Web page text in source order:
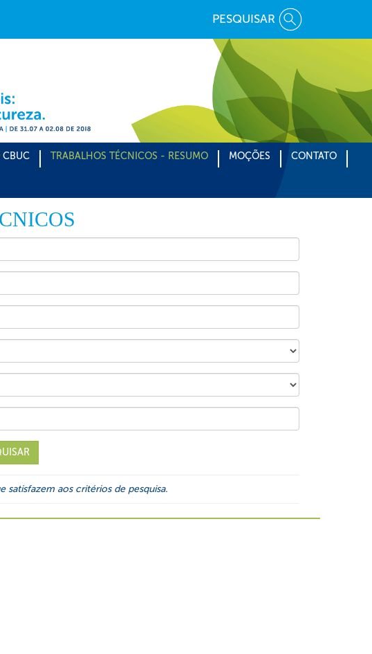
PESQUISAR
CBUC TRABALHOS TÉCNICOS - RESUMO MOÇÕES CONTATO
aos critérios de pesquisa.